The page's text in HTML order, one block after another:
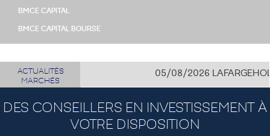
BMCE CAPITAL
BMCE CAPITAL BOURSE
ACTUALITÉS
MARCHÉS
05/08/2026
DES CONSEILLERS EN INVESTISSEMENT À
VOTRE DISPOSITION